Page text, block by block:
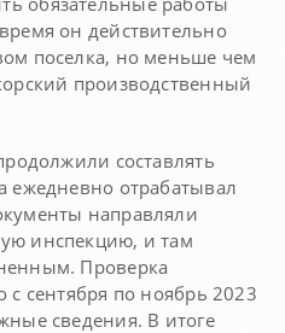
он действительно
поселка, но меньше чем
производственный
составлять
ежедневно отрабатывал
направляли
инспекцию, и там
Проверка
с сентября по ноябрь 2023
сведения. В итоге